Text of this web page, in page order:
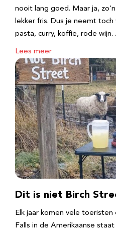
nooit lang goed. Maar ja,
lekker fris. Dus je neemt
pasta, curry, koffie, rode
Lees meer
Dit is niet Birch
Elk jaar komen vele
Falls in de Amerikaanse